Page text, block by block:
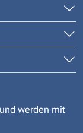
werden mit